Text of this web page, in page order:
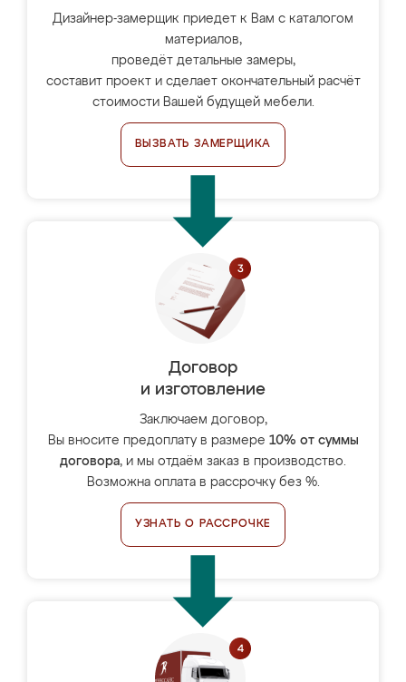
Дизайнер-замерщик приедет к Вам с каталогом
материалов,
проведёт детальные замеры,
составит проект и сделает окончательный расчёт
стоимости Вашей будущей мебели.
ВЫЗВАТЬ ЗАМЕРЩИКА
Договор
и изготовление
Заключаем договор,
Вы вносите предоплату в размере 10% от суммы
договора, и мы отдаём заказ в производство.
Возможна оплата в рассрочку без %.
УЗНАТЬ О РАССРОЧКЕ